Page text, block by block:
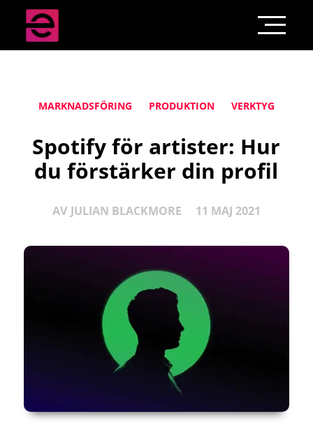
MARKNADSFÖRING PRODUKTION VERKTYG
Spotify för artister: Hur
du förstärker din profil
AV JULIAN BLACKMORE 11 MAJ 2021